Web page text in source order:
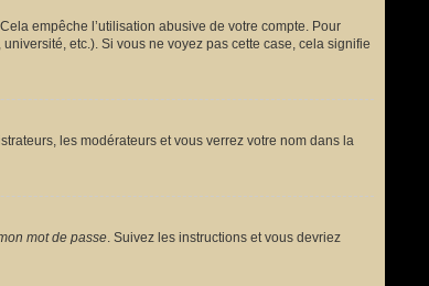
empêche l’utilisation abusive de votre compte. Pour
etc.). Si vous ne voyez pas cette case, cela signifie
les modérateurs et vous verrez votre nom dans la
mot de passe. Suivez les instructions et vous devriez